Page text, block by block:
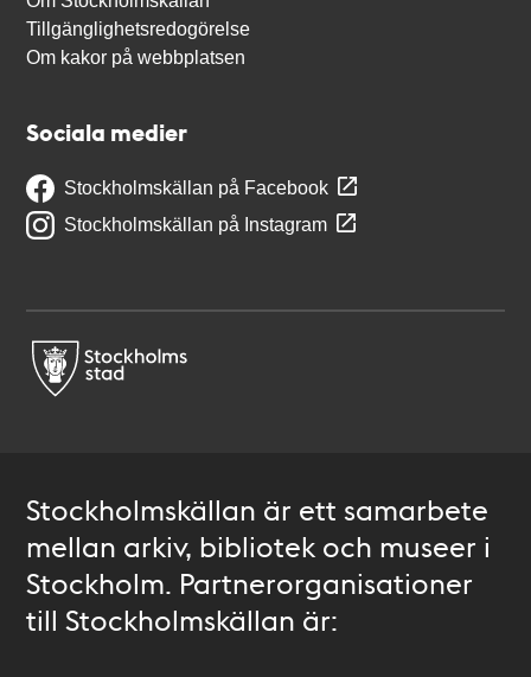
Tillgänglighetsredogörelse
Om kakor på webbplatsen
Sociala medier
Stockholmskällan på Facebook
Stockholmskällan på Instagram
Stockholmskällan är ett samarbete
mellan arkiv, bibliotek och museer i
Stockholm. Partnerorganisationer
till Stockholmskällan är: